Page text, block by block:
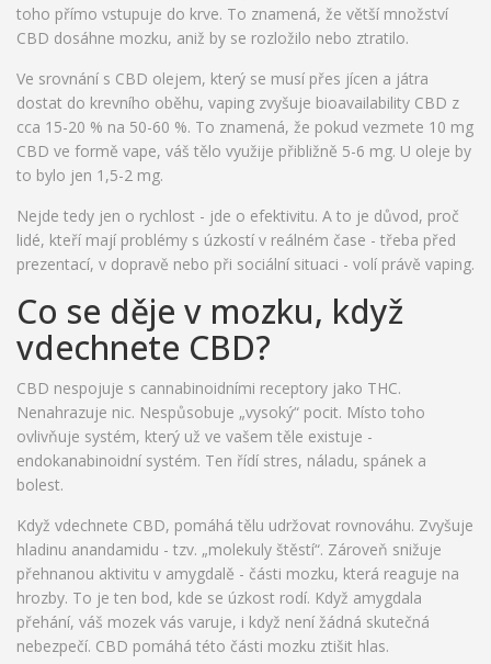
toho přímo vstupuje do krve. To znamená, že větší množství
CBD dosáhne mozku, aniž by se rozložilo nebo ztratilo.
Ve srovnání s CBD olejem, který se musí přes jícen a játra
dostat do krevního oběhu, vaping zvyšuje bioavailability CBD z
cca 15-20 % na 50-60 %. To znamená, že pokud vezmete 10 mg
CBD ve formě vape, váš tělo využije přibližně 5-6 mg. U oleje by
to bylo jen 1,5-2 mg.
Nejde tedy jen o rychlost - jde o efektivitu. A to je důvod, proč
lidé, kteří mají problémy s úzkostí v reálném čase - třeba před
prezentací, v dopravě nebo při sociální situaci - volí právě vaping.
Co se děje v mozku, když
vdechnete CBD?
CBD nespojuje s cannabinoidními receptory jako THC.
Nenahrazuje nic. Nespůsobuje „vysoký“ pocit. Místo toho
ovlivňuje systém, který už ve vašem těle existuje -
endokanabinoidní systém. Ten řídí stres, náladu, spánek a
bolest.
Když vdechnete CBD, pomáhá tělu udržovat rovnováhu. Zvyšuje
hladinu anandamidu - tzv. „molekuly štěstí“. Zároveň snižuje
přehnanou aktivitu v amygdalě - části mozku, která reaguje na
hrozby. To je ten bod, kde se úzkost rodí. Když amygdala
přehání, váš mozek vás varuje, i když není žádná skutečná
nebezpečí. CBD pomáhá této části mozku ztišit hlas.